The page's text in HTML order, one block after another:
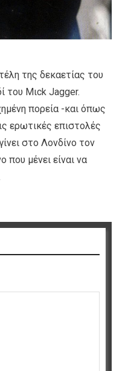
της δεκαετίας του
του Μιck Jagger.
πορεία -και όπως
ερωτικές επιστολές
στο Λονδίνο τον
που μένει είναι να